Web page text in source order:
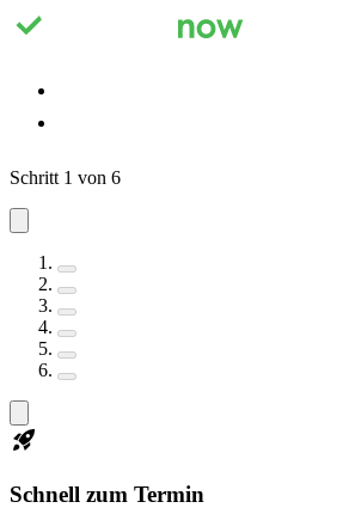
Schritt 1 von 6
Schnell zum Termin